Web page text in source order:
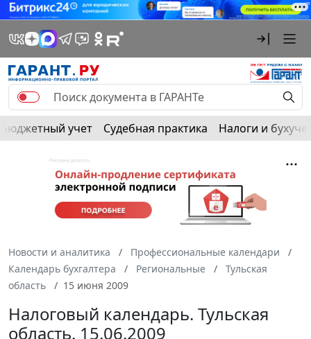
Бюджетный учет Судебная практика Налоги и
Новости и аналитика
Профессиональные календари
Календарь бухгалтера
Региональные
Тульская
область
15 июня 2009
Налоговый календарь. Тульская
область. 15.06.2009